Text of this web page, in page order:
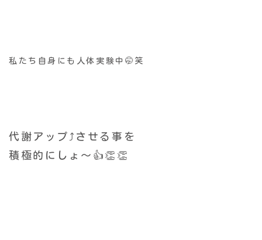
私たち自身にも人体実験中🤭笑
代謝アップ⤴️させる事を
積極的にしょ〜👍👏👏